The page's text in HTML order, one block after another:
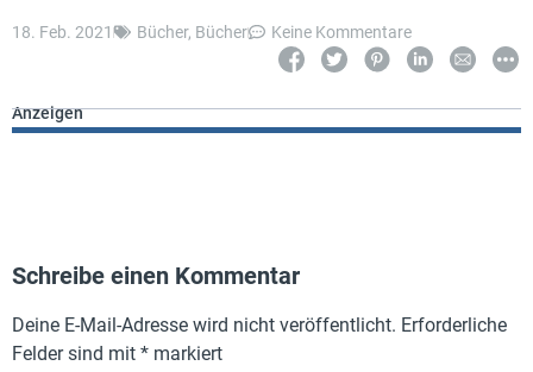
18. Feb. 2021 Bücher, Bücher Keine Kommentare
Anzeigen
Schreibe einen Kommentar
Deine E-Mail-Adresse wird nicht veröffentlicht. Erforderliche
Felder sind mit * markiert